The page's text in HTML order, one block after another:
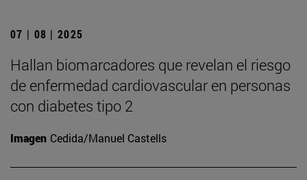
07 | 08 | 2025
Hallan biomarcadores que revelan el riesgo
de enfermedad cardiovascular en personas
con diabetes tipo 2
Imagen Cedida/Manuel Castells